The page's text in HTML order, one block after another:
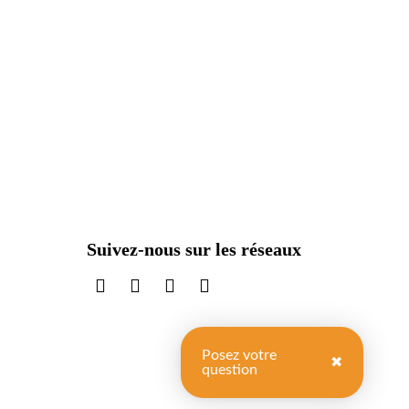
Suivez-nous sur les réseaux
sur LinkedInsur Instagram
sur TikTok
sur X
Posez votre
question
✖